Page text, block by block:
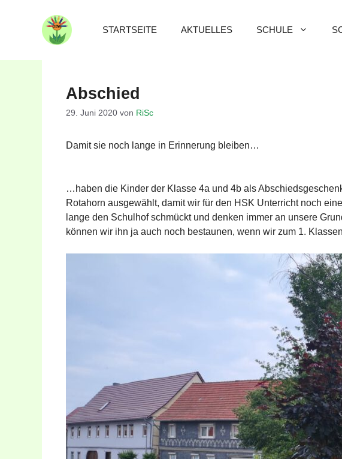
STARTSEITE AKTUELLES SCHULE
Abschied
29. Juni 2020 von RiSc
Damit sie noch lange in Erinnerung bleiben…
…haben die Kinder der Klasse 4a und 4b als
Rotahorn ausgewählt, damit wir für den HSK Unterricht noch
lange den Schulhof schmückt und denken immer an unsere
können wir ihn ja auch noch bestaunen, wenn wir zum 1.